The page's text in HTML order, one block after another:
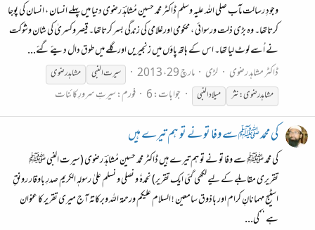
وجودِ رسالت مآب صلی اللہ علیہ وسلم ڈاکٹر محمد حسین مُشاہدؔ رضوی دنیا میں پہلے انسان ، انسان کی پوجا
کرتاتھا۔ وہ بڑی ذلت ورسوائی ، محکومی اورغلامی کی زندگی بسر کرتاتھا۔ قیصر وکسریٰ کی شان وشوکت
نے اُسے لوٹ لیا تھا۔ اس کے ہاتھ پاؤں میں زنجیریں اور گلے میں طوق دال دیئے گئے...
ڈاکٹر مشاہد رضوی
لڑی مارچ 29، 2013 سیرتالنبی
مشاہدرضوی
مشاہدرضوی:نثر
میلادالنبی جوابات: 6 فورم:سیرتِ سرورِ کائنات
کی محمد ﷺ سے وفا تو نے تو ہم تیرے ہیں
کی محمد ﷺ سے وفا تو نے تو ہم تیرے ہیں ڈاکٹر محمد حسین مُشاہدؔ رضوی (سیرت النبی ﷺ
تقریری مقابلے کے لیے لکھی گئی ایک تقریر) نحمدہٗ و نصلی و نسلم علیٰ رسولہٖ الکریم صدرِ باوقار رونقِ
اسٹیج مہمانانِ کرام اور باذوق سامعین ! السلام علیکم ورحمۃ اللہ وبرکاتہٗ آج میری تقریر کا عنوان
ہے ’’کی...